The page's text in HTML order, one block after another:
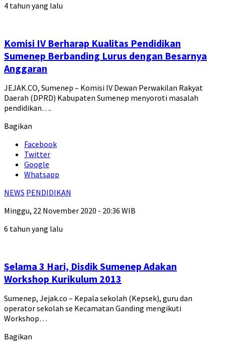
4 tahun yang lalu
Komisi IV Berharap Kualitas Pendidikan
Sumenep Berbanding Lurus dengan Besarnya
Anggaran
JEJAK.CO, Sumenep – Komisi IV Dewan Perwakilan Rakyat
Daerah (DPRD) Kabupaten Sumenep menyoroti masalah
pendidikan….
Bagikan
Facebook
Twitter
Google
Whatsapp
NEWS PENDIDIKAN
Minggu, 22 November 2020 - 20:36 WIB
6 tahun yang lalu
Selama 3 Hari, Disdik Sumenep Adakan
Workshop Kurikulum 2013
Sumenep, Jejak.co – Kepala sekolah (Kepsek), guru dan
operator sekolah se Kecamatan Ganding mengikuti
Workshop…
Bagikan